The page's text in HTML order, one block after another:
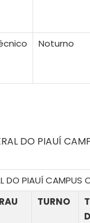
Noturno
DO PIAUÍ
DO PIAUÍ CAMPUS
TURNO